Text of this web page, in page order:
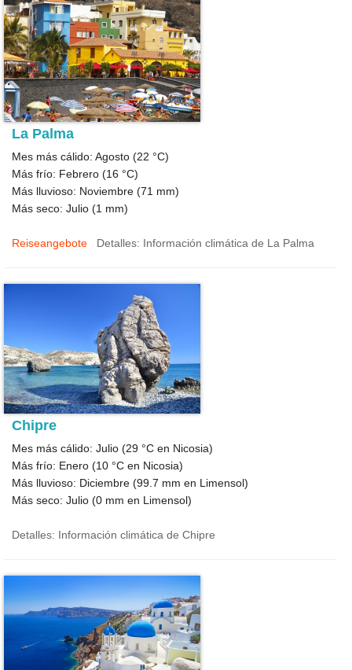
La Palma
Mes más cálido: Agosto (22 °C)
Más frío: Febrero (16 °C)
Más lluvioso: Noviembre (71 mm)
Más seco: Julio (1 mm)
Reiseangebote Detalles: Información climática de La Palma
Chipre
Mes más cálido: Julio (29 °C en Nicosia)
Más frío: Enero (10 °C en Nicosia)
Más lluvioso: Diciembre (99.7 mm en Limensol)
Más seco: Julio (0 mm en Limensol)
Detalles: Información climática de Chipre